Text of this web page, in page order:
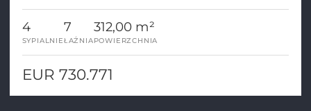
4
SYPIALNIE
7
ŁAŹNIA
312,00 m²
POWIERZCHNIA
EUR 730.771